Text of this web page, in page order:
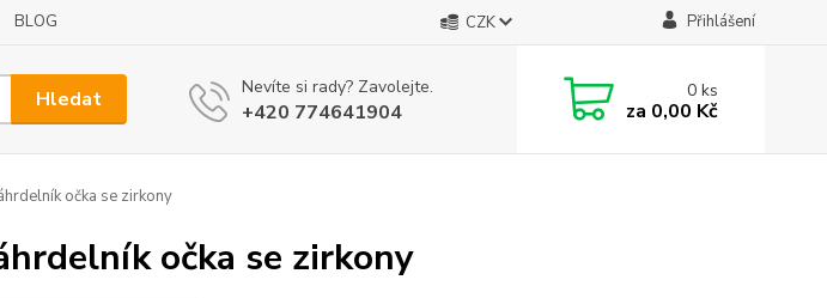
BLOG CZK Přihlášení
Hledat Nevíte si rady? Zavolejte.
+420 774641904
0ks
za 0,00 Kč
očka se zirkony
očka se zirkony